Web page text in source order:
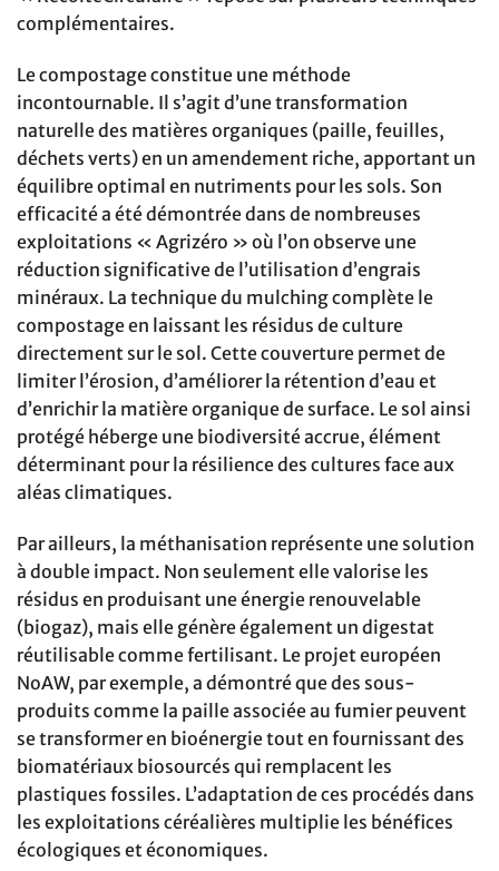
complémentaires.
Le compostage constitue une méthode
incontournable. Il s’agit d’une transformation
naturelle des matières organiques (paille, feuilles,
déchets verts) en un amendement riche, apportant un
équilibre optimal en nutriments pour les sols. Son
efficacité a été démontrée dans de nombreuses
exploitations « Agrizéro » où l’on observe une
réduction significative de l’utilisation d’engrais
minéraux. La technique du mulching complète le
compostage en laissant les résidus de culture
directement sur le sol. Cette couverture permet de
limiter l’érosion, d’améliorer la rétention d’eau et
d’enrichir la matière organique de surface. Le sol ainsi
protégé héberge une biodiversité accrue, élément
déterminant pour la résilience des cultures face aux
aléas climatiques.
Par ailleurs, la méthanisation représente une solution
à double impact. Non seulement elle valorise les
résidus en produisant une énergie renouvelable
(biogaz), mais elle génère également un digestat
réutilisable comme fertilisant. Le projet européen
NoAW, par exemple, a démontré que des sous-
produits comme la paille associée au fumier peuvent
se transformer en bioénergie tout en fournissant des
biomatériaux biosourcés qui remplacent les
plastiques fossiles. L’adaptation de ces procédés dans
les exploitations céréalières multiplie les bénéfices
écologiques et économiques.